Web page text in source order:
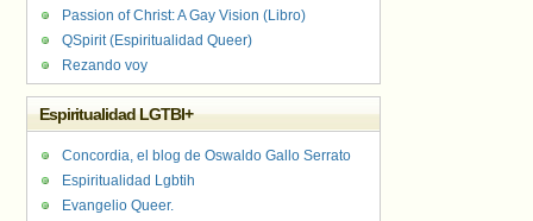
Passion of Christ: A Gay Vision (Libro)
QSpirit (Espiritualidad Queer)
Rezando voy
Espiritualidad LGTBI+
Concordia, el blog de Oswaldo Gallo Serrato
Espiritualidad Lgbtih
Evangelio Queer.